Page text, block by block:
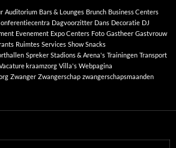
Auditorium Bars & Lounges Brunch Business Centers
Dagvoorzitter Dans Decoratie DJ
Evenement Expo Centers Foto Gastheer Gastvrouw
Ruimtes Services Show Snacks
Spreker Stadions & Arena's Trainingen Transport
kraamzorg Villa's Webpagina
Zwanger Zwangerschap zwangerschapsmaanden